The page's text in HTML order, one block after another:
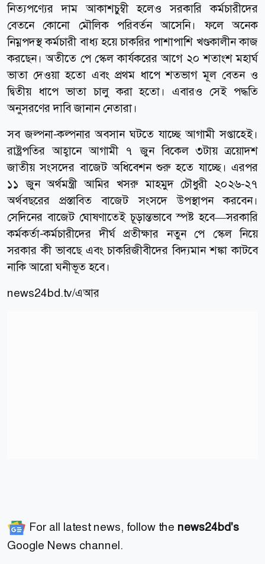
নিত্যপণ্যের দাম আকাশচুম্বী হলেও সরকারি কর্মচারীদের
বেতনে কোনো মৌলিক পরিবর্তন আসেনি। ফলে অনেক
নিম্নপদস্থ কর্মচারী বাধ্য হয়ে চাকরির পাশাপাশি খণ্ডকালীন কাজ
করছেন। অতীতে পে স্কেল কার্যকরের আগে ২০ শতাংশ মহার্ঘ
ভাতা দেওয়া হতো এবং প্রথম ধাপে শতভাগ মূল বেতন ও
দ্বিতীয় ধাপে ভাতা চালু করা হতো। এবারও সেই পদ্ধতি
অনুসরণের দাবি জানান নেতারা।
সব জল্পনা-কল্পনার অবসান ঘটতে যাচ্ছে আগামী সপ্তাহেই।
রাষ্ট্রপতির আহ্বানে আগামী ৭ জুন বিকেল ৩টায় ত্রয়োদশ
জাতীয় সংসদের বাজেট অধিবেশন শুরু হতে যাচ্ছে। এরপর
১১ জুন অর্থমন্ত্রী আমির খসরু মাহমুদ চৌধুরী ২০২৬-২৭
অর্থবছরের প্রস্তাবিত বাজেট সংসদে উপস্থাপন করবেন।
সেদিনের বাজেট ঘোষণাতেই চূড়ান্তভাবে স্পষ্ট হবে—সরকারি
কর্মকর্তা-কর্মচারীদের দীর্ঘ প্রতীক্ষার নতুন পে স্কেল নিয়ে
সরকার কী ভাবছে এবং চাকরিজীবীদের বিদ্যমান শঙ্কা কাটবে
নাকি আরো ঘনীভূত হবে।
news24bd.tv/এআর
For all latest news, follow the news24bd's
Google News channel.